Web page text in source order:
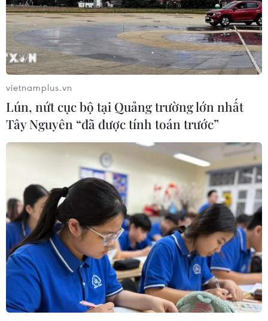
TIN CÙNG CHUYÊN MỤC
vietnamplus.vn
Lún, nứt cục bộ tại Quảng trường lớn nhất
Tây Nguyên “đã được tính toán trước”